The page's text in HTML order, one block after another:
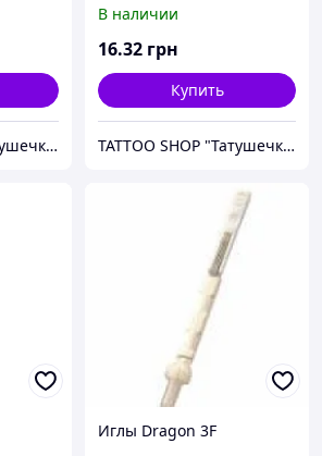
TATTOO SHOP "Татушечка" Молдова
В наличии
16.32 грн
Купить
TATTOO SHOP "Татушечка" Молдова
Иглы Dragon 3F